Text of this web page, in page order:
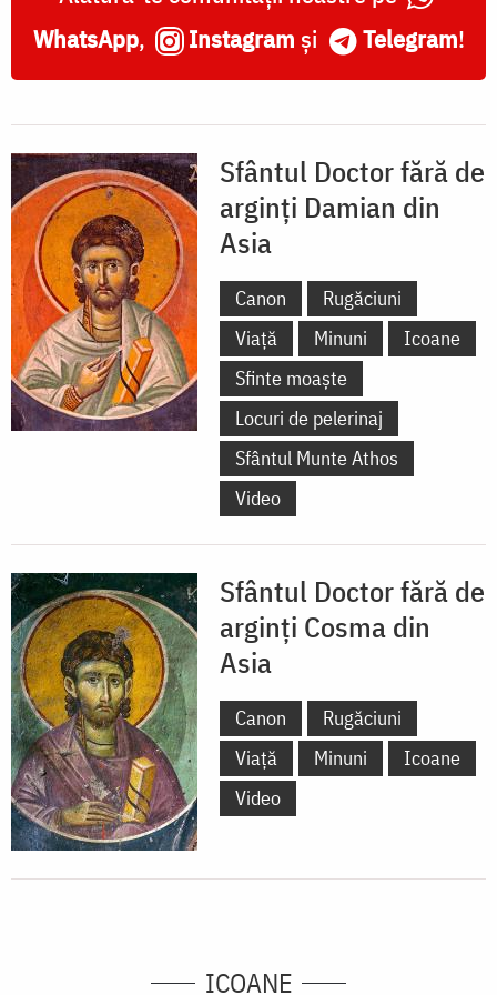
WhatsApp, Instagram și Telegram!
Sfântul Doctor fără de
arginți Damian din
Asia
Canon
Rugăciuni
Viață
Minuni
Icoane
Sfinte moaște
Locuri de pelerinaj
Sfântul Munte Athos
Video
Sfântul Doctor fără de
arginți Cosma din
Asia
Canon
Rugăciuni
Viață
Minuni
Icoane
Video
ICOANE